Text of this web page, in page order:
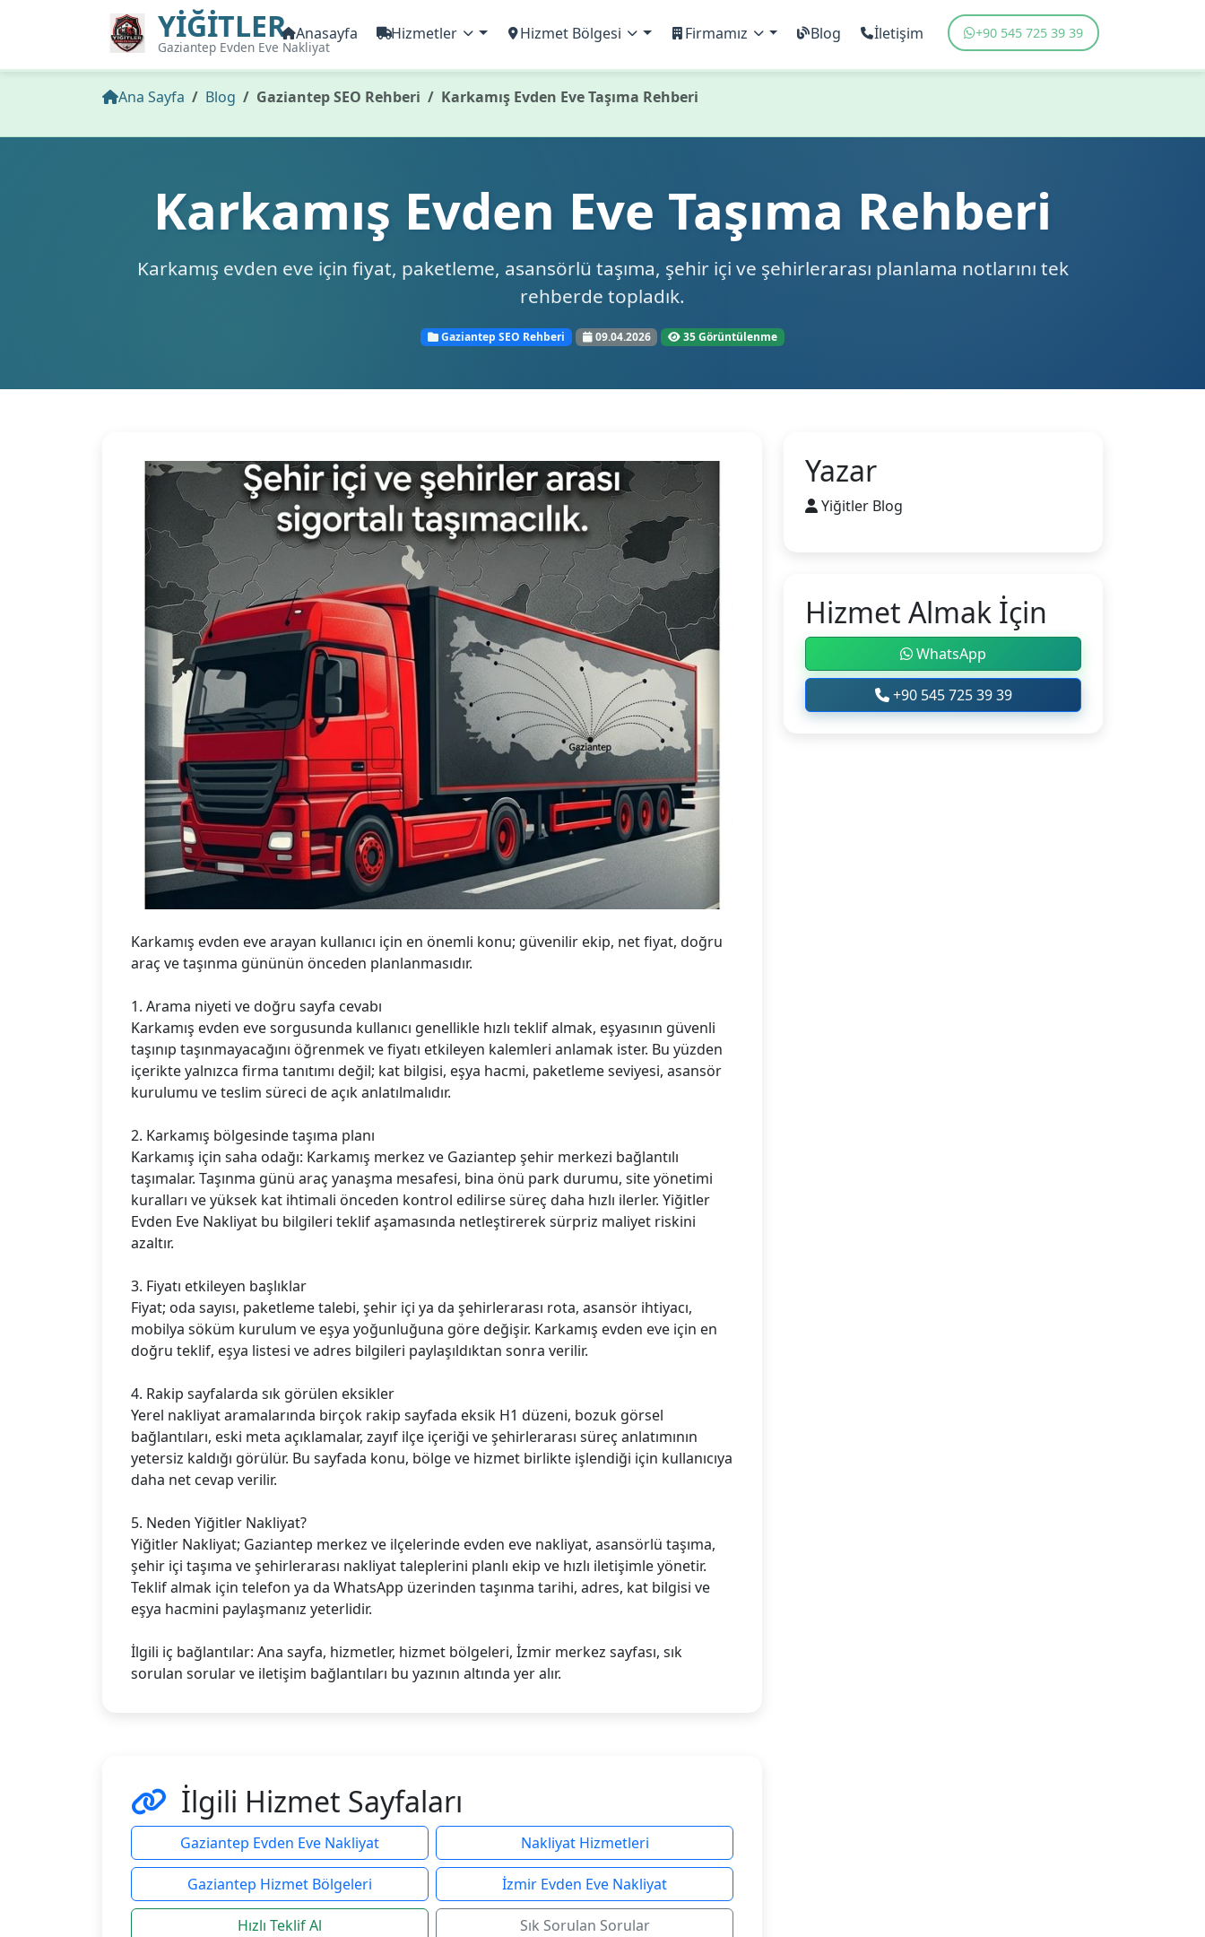
YİĞİTLER
Gaziantep Evden Eve Nakliyat
Anasayfa Hizmetler Hizmet Bölgesi Firmamız Blog İletişim +90 545 725 39 39
Ana Sayfa Blog Gaziantep SEO Rehberi Karkamış Evden Eve Taşıma Rehberi
Karkamış Evden Eve Taşıma Rehberi
Karkamış evden eve için fiyat, paketleme, asansörlü taşıma, şehir içi ve şehirlerarası planlama notlarını tek
rehberde topladık.
Gaziantep SEO Rehberi 09.04.2026 35 Görüntülenme
Karkamış evden eve arayan kullanıcı için en önemli konu; güvenilir ekip, net fiyat, doğru
araç ve taşınma gününün önceden planlanmasıdır.
1. Arama niyeti ve doğru sayfa cevabı
Karkamış evden eve sorgusunda kullanıcı genellikle hızlı teklif almak, eşyasının güvenli
taşınıp taşınmayacağını öğrenmek ve fiyatı etkileyen kalemleri anlamak ister. Bu yüzden
içerikte yalnızca firma tanıtımı değil; kat bilgisi, eşya hacmi, paketleme seviyesi, asansör
kurulumu ve teslim süreci de açık anlatılmalıdır.
2. Karkamış bölgesinde taşıma planı
Karkamış için saha odağı: Karkamış merkez ve Gaziantep şehir merkezi bağlantılı
taşımalar. Taşınma günü araç yanaşma mesafesi, bina önü park durumu, site yönetimi
kuralları ve yüksek kat ihtimali önceden kontrol edilirse süreç daha hızlı ilerler. Yiğitler
Evden Eve Nakliyat bu bilgileri teklif aşamasında netleştirerek sürpriz maliyet riskini
azaltır.
3. Fiyatı etkileyen başlıklar
Fiyat; oda sayısı, paketleme talebi, şehir içi ya da şehirlerarası rota, asansör ihtiyacı,
mobilya söküm kurulum ve eşya yoğunluğuna göre değişir. Karkamış evden eve için en
doğru teklif, eşya listesi ve adres bilgileri paylaşıldıktan sonra verilir.
4. Rakip sayfalarda sık görülen eksikler
Yerel nakliyat aramalarında birçok rakip sayfada eksik H1 düzeni, bozuk görsel
bağlantıları, eski meta açıklamalar, zayıf ilçe içeriği ve şehirlerarası süreç anlatımının
yetersiz kaldığı görülür. Bu sayfada konu, bölge ve hizmet birlikte işlendiği için kullanıcıya
daha net cevap verilir.
5. Neden Yiğitler Nakliyat?
Yiğitler Nakliyat; Gaziantep merkez ve ilçelerinde evden eve nakliyat, asansörlü taşıma,
şehir içi taşıma ve şehirlerarası nakliyat taleplerini planlı ekip ve hızlı iletişimle yönetir.
Teklif almak için telefon ya da WhatsApp üzerinden taşınma tarihi, adres, kat bilgisi ve
eşya hacmini paylaşmanız yeterlidir.
İlgili iç bağlantılar: Ana sayfa, hizmetler, hizmet bölgeleri, İzmir merkez sayfası, sık
sorulan sorular ve iletişim bağlantıları bu yazının altında yer alır.
İlgili Hizmet Sayfaları
Gaziantep Evden Eve Nakliyat Nakliyat Hizmetleri
Gaziantep Hizmet Bölgeleri İzmir Evden Eve Nakliyat
Hızlı Teklif Al Sık Sorulan Sorular
Yazar
Yiğitler Blog
Hizmet Almak İçin
WhatsApp
+90 545 725 39 39